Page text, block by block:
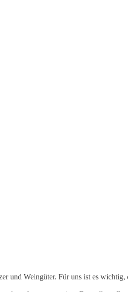
und Weingüter. Für uns ist es